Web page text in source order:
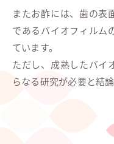
またお酢には、歯の表
であるバイオフィルム
ています。
ただし、成熟したバイ
らなる研究が必要と結